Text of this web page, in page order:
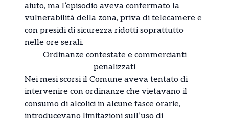
aiuto, ma l’episodio aveva confermato la
vulnerabilità della zona, priva di telecamere e
con presidi di sicurezza ridotti soprattutto
nelle ore serali.
Ordinanze contestate e commercianti
penalizzati
Nei mesi scorsi il Comune aveva tentato di
intervenire con ordinanze che vietavano il
consumo di alcolici in alcune fasce orarie,
introducevano limitazioni sull’uso di